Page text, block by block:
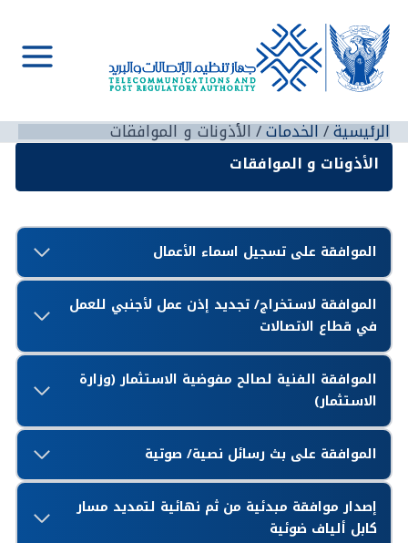
إلى
المحتوى
Main
الرئيسية الخدمات الأذونات و الموافقات
الأذونات و الموافقات
الموافقة على تسجيل اسماء الأعمال
الموافقة لاستخراج/ تجديد إذن عمل لأجنبي للعمل
في قطاع الاتصالات
الموافقة الفنية لصالح مفوضية الاستثمار (وزارة
الاستثمار)
الموافقة على بث رسائل نصية/ صوتية
إصدار موافقة مبدئية من ثم نهائية لتمديد مسار
كابل ألياف ضوئية